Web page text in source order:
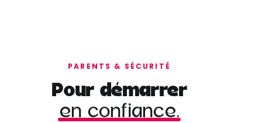
PARENTS & SÉCURITÉ
Pour démarrer
en confiance.